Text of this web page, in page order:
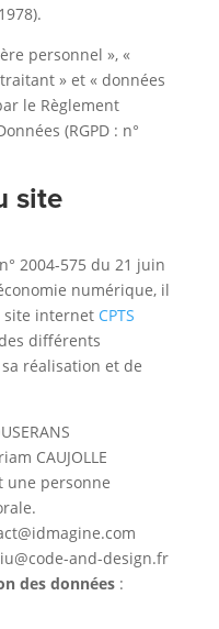
personnel », «
» et « données
le Règlement
(RGPD : n°
site
2004-575 du 21 juin
numérique, il
site internet CPTS
différents
réalisation et de
CAUJOLLE
une personne
and-design.fr
des données: